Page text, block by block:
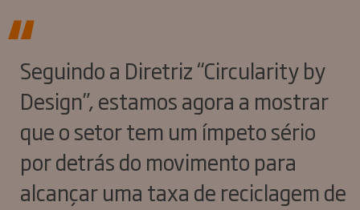
Seguindo a Diretriz “Circularity by
Design”, estamos agora a mostrar
que o setor tem um ímpeto sério
por detrás do movimento para
alcançar uma taxa de reciclagem de